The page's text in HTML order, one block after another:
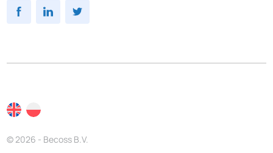
© 2026 - Becoss B.V.